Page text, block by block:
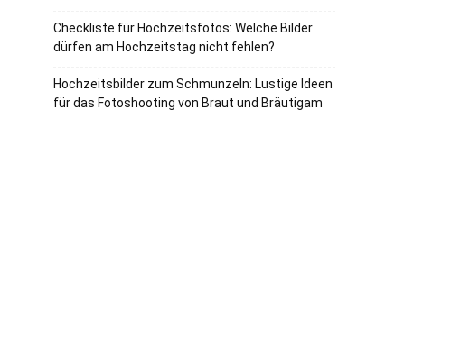
Checkliste für Hochzeitsfotos: Welche Bilder
dürfen am Hochzeitstag nicht fehlen?
Hochzeitsbilder zum Schmunzeln: Lustige Ideen
für das Fotoshooting von Braut und Bräutigam